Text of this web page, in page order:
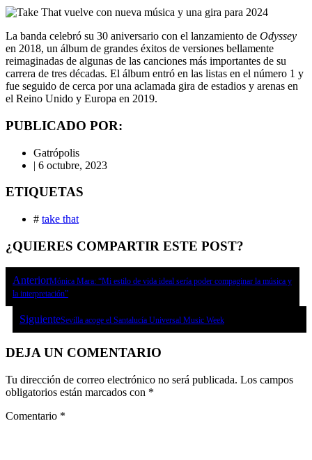
La banda celebró su 30 aniversario con el lanzamiento de Odyssey
en 2018, un álbum de grandes éxitos de versiones bellamente
reimaginadas de algunas de las canciones más importantes de su
carrera de tres décadas. El álbum entró en las listas en el número 1 y
fue seguido de cerca por una aclamada gira de estadios y arenas en
el Reino Unido y Europa en 2019.
PUBLICADO POR:
Gatrópolis
| 6 octubre, 2023
ETIQUETAS
# take that
¿QUIERES COMPARTIR ESTE POST?
AnteriorMónica Mara: “Mi estilo de vida ideal sería poder compaginar la música y
la interpretación”
SiguienteSevilla acoge el Santalucía Universal Music Week
DEJA UN COMENTARIO
Tu dirección de correo electrónico no será publicada. Los campos
obligatorios están marcados con *
Comentario *